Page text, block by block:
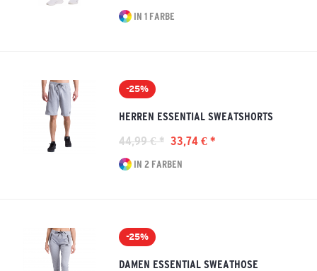
IN 1 FARBE
-25%
HERREN ESSENTIAL SWEATSHORTS
44,99 € * 33,74 € *
IN 2 FARBEN
-25%
DAMEN ESSENTIAL SWEATHOSE